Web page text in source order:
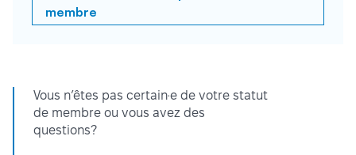
membre
Vous n’êtes pas certain·e de votre statut
de membre ou vous avez des
questions?